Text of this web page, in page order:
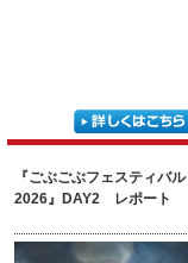
『ごぶごぶフェスティバル
2026』DAY2 レポート